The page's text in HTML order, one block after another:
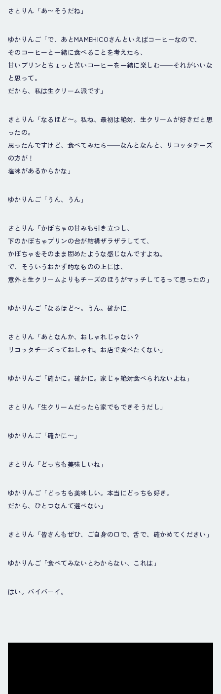
さとりん「あ〜そうだね」
ゆかりんご「で、あとMAMEHICOさんといえばコーヒーなので、
そのコーヒーと一緒に食べることを考えたら、
甘いプリンとちょっと苦いコーヒーを一緒に楽しむ──それがいいな
と思って。
だから、私は生クリーム派です」
さとりん「なるほど〜。私ね、最初は絶対、生クリームが好きだと思
ったの。
思ったんですけど、食べてみたら──なんとなんと、リコッタチーズ
の方が！
塩味があるからかな」
ゆかりんご「うん、うん」
さとりん「かぼちゃの甘みも引き立つし、
下のかぼちゃプリンの台が結構ザラザラしてて、
かぼちゃをそのまま固めたような感じなんですよね。
で、そういうおかず的なものの上には、
意外と生クリームよりもチーズのほうがマッチしてるって思ったの」
ゆかりんご「なるほど〜。うん。確かに」
さとりん「あとなんか、おしゃれじゃない？
リコッタチーズっておしゃれ。お店で食べたくない」
ゆかりんご「確かに。確かに。家じゃ絶対食べられないよね」
さとりん「生クリームだったら家でもできそうだし」
ゆかりんご「確かに〜」
さとりん「どっちも美味しいね」
ゆかりんご「どっちも美味しい。本当にどっちも好き。
だから、ひとつなんて選べない」
さとりん「皆さんもぜひ、ご自身の口で、舌で、確かめてください」
ゆかりんご「食べてみないとわからない、これは」
はい。バイバーイ。